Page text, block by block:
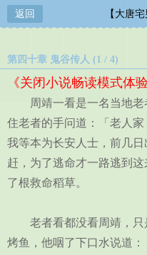
返回 【大唐
第四十章 鬼谷传人 (1 / 4)
《关闭小说畅读模式体
周靖一看是一名当地老
住老者的手问道：「老人
我等本为长安人士，前几
赶，为了逃命才一路逃到
了根救命稻草。
老者看都没看周靖，只
烤鱼，他咽了下口水说道